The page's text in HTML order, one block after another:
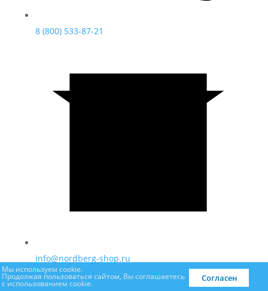
Мы используем cookie.
Продолжая пользоваться сайтом, Вы соглашаетесь
с использованием cookie.
Согласен
8 (800) 533-87-21
info@nordberg-shop.ru